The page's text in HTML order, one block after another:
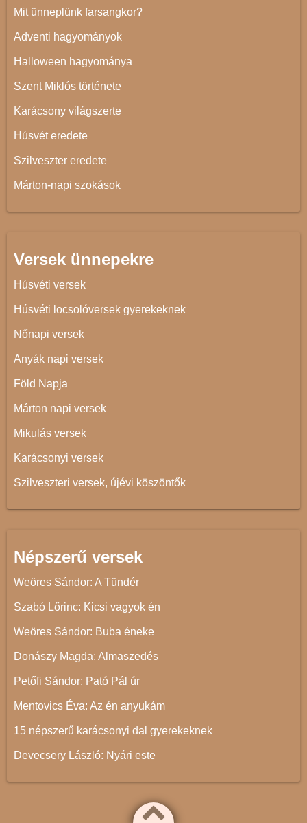
Mit ünneplünk farsangkor?
Adventi hagyományok
Halloween hagyománya
Szent Miklós története
Karácsony világszerte
Húsvét eredete
Szilveszter eredete
Márton-napi szokások
Versek ünnepekre
Húsvéti versek
Húsvéti locsolóversek gyerekeknek
Nőnapi versek
Anyák napi versek
Föld Napja
Márton napi versek
Mikulás versek
Karácsonyi versek
Szilveszteri versek, újévi köszöntők
Népszerű versek
Weöres Sándor: A Tündér
Szabó Lőrinc: Kicsi vagyok én
Weöres Sándor: Buba éneke
Donászy Magda: Almaszedés
Petőfi Sándor: Pató Pál úr
Mentovics Éva: Az én anyukám
15 népszerű karácsonyi dal gyerekeknek
Devecsery László: Nyári este